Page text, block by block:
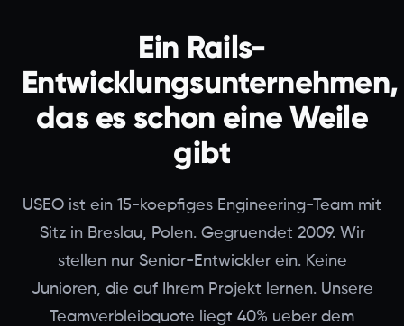
Ein Rails-
Entwicklungsunternehmen,
das es schon eine Weile
gibt
USEO ist ein 15-koepfiges Engineering-Team mit
Sitz in Breslau, Polen. Gegruendet 2009. Wir
stellen nur Senior-Entwickler ein. Keine
Junioren, die auf Ihrem Projekt lernen. Unsere
Teamverbleibquote liegt 40% ueber dem